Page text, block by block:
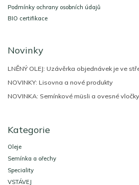
Podmínky ochrany osobních údajů
BIO certifikace
Novinky
LNĚNÝ OLEJ: Uzávěrka objednávek je ve
NOVINKY: Lisovna a nové produkty
NOVINKA: Semínkové müsli a ovesné vločky
Kategorie
Oleje
Semínka a ořechy
Speciality
VSTÁVEJ